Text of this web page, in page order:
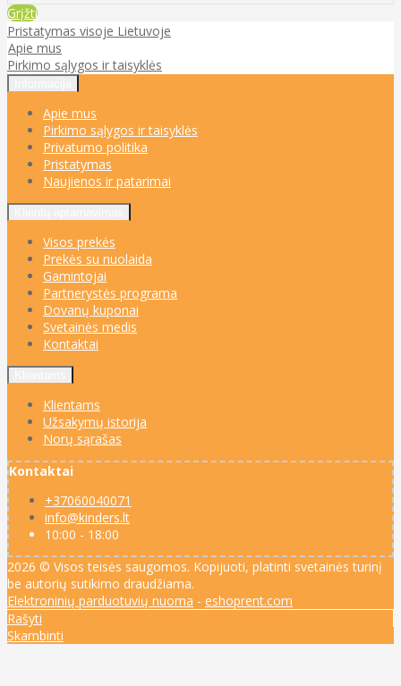
Grįžti
Pristatymas visoje Lietuvoje
Apie mus
Pirkimo sąlygos ir taisyklės
Apie mus
Pirkimo sąlygos ir taisyklės
Privatumo politika
Pristatymas
Naujienos ir patarimai
Visos prekės
Prekės su nuolaida
Gamintojai
Partnerystės programa
Dovanų kuponai
Svetainės medis
Kontaktai
Klientams
Užsakymų istorija
Norų sąrašas
Kontaktai
+37060040071
info@kinders.lt
10:00 - 18:00
2026 © Visos teisės saugomos. Kopijuoti, platinti svetainės turinį
be autorių sutikimo draudžiama.
Elektroninių parduotuvių nuoma - eshoprent.com
Rašyti
Skambinti